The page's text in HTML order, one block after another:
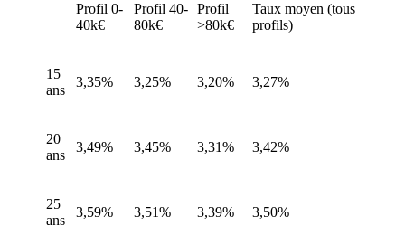
Profil 0-
40k€
Profil 40-
80k€
Profil
>80k€
Taux moyen (tous
profils)
15
ans
3,35% 3,25% 3,20% 3,27%
20
ans
3,49% 3,45% 3,31% 3,42%
25
ans
3,59% 3,51% 3,39% 3,50%